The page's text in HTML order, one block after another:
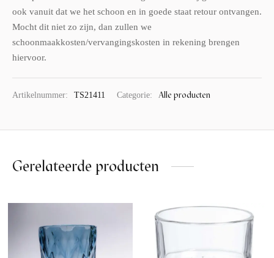
ook vanuit dat we het schoon en in goede staat retour ontvangen.
Mocht dit niet zo zijn, dan zullen we
schoonmaakkosten/vervangingskosten in rekening brengen
hiervoor.
Artikelnummer: TS21411 Categorie: Alle producten
Gerelateerde producten